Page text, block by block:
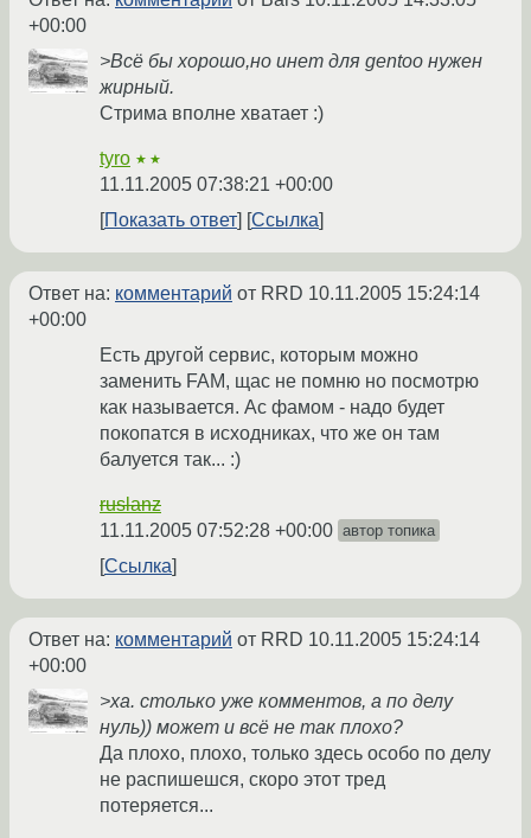
+00:00
>Всё бы хорошо,но инет для gentoo нужен
жирный.
Стрима вполне хватает :)
tyro ★★
11.11.2005 07:38:21 +00:00
Показать ответ
Ссылка
Ответ на: комментарий от RRD 10.11.2005 15:24:14
+00:00
Есть другой сервис, которым можно
заменить FAM, щас не помню но посмотрю
как называется. Ас фамом - надо будет
покопатся в исходниках, что же он там
балуется так... :)
ruslanz
11.11.2005 07:52:28 +00:00 автор топика
Ссылка
Ответ на: комментарий от RRD 10.11.2005 15:24:14
+00:00
>ха. столько уже комментов, а по делу
нуль)) может и всё не так плохо?
Да плохо, плохо, только здесь особо по делу
не распишешся, скоро этот тред
потеряется...